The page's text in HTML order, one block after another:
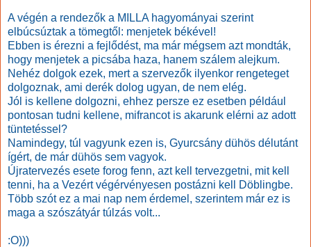
A végén a rendezők a MILLA hagyományai szerint
elbúcsúztak a tömegtől: menjetek békével!
Ebben is érezni a fejlődést, ma már mégsem azt mondták,
hogy menjetek a picsába haza, hanem szálem alejkum.
Nehéz dolgok ezek, mert a szervezők ilyenkor rengeteget
dolgoznak, ami derék dolog ugyan, de nem elég.
Jól is kellene dolgozni, ehhez persze ez esetben például
pontosan tudni kellene, mifrancot is akarunk elérni az adott
tüntetéssel?
Namindegy, túl vagyunk ezen is, Gyurcsány dühös délutánt
ígért, de már dühös sem vagyok.
Újratervezés esete forog fenn, azt kell tervezgetni, mit kell
tenni, ha a Vezért végérvényesen postázni kell Döblingbe.
Több szót ez a mai nap nem érdemel, szerintem már ez is
maga a szószátyár túlzás volt...
:O)))